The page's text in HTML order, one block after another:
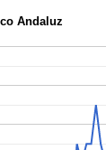
Andaluz